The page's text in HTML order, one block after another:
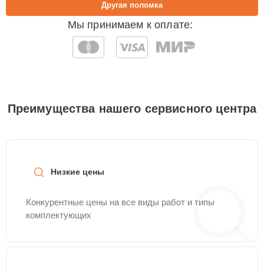
Мы принимаем к оплате:
Другая поломка
Преимущества нашего сервисного центра
Низкие цены
Конкурентные цены на все виды работ и типы
комплектующих